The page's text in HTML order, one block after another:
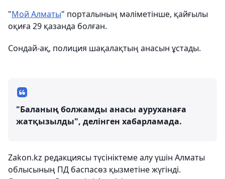
"Мой Алматы" порталының мәліметінше, қайғылы
оқиға 29 қазанда болған.
Сондай-ақ, полиция шақалақтың анасын ұстады.
"Баланың болжамды анасы ауруханаға
жатқызылды", делінген хабарламада.
Zakon.kz редакциясы түсініктеме алу үшін Алматы
облысының ПД баспасөз қызметіне жүгінді.